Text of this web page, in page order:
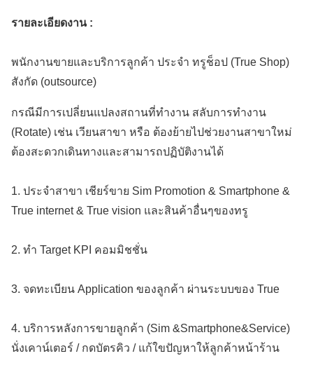
รายละเอียดงาน :
พนักงานขายและบริการลูกค้า ประจำ ทรูช็อป (True Shop)
สังกัด (outsource)
กรณีมีการเปลี่ยนแปลงสถานที่ทำงาน สลับการทำงาน
(Rotate) เช่น เวียนสาขา หรือ ต้องย้ายไปช่วยงานสาขาใหม่
ต้องสะดวกเดินทางและสามารถปฏิบัติงานได้
1. ประจำสาขา เชียร์ขาย Sim Promotion & Smartphone &
True internet & True vision และสินค้าอื่นๆของทรู
2. ทำ Target KPI คอมมิชชั่น
3. จดทะเบียน Application ของลูกค้า ผ่านระบบของ True
4. บริการหลังการขายลูกค้า (Sim &Smartphone&Service)
นั่งเคาน์เตอร์ / กดบัตรคิว / แก้ใขปัญหาให้ลูกค้าหน้าร้าน